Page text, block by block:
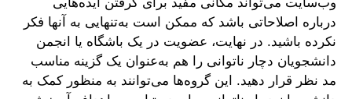
درباره اصلاحاتی باشد که ممکن است به‌تنهایی به آنها فکر
نکرده باشید. در نهایت، عضویت در یک باشگاه یا انجمن
دانشجویان دچار ناتوانی را هم به‌عنوان یک گزینه مناسب
مد نظر قرار دهید. این گروه‌ها می‌توانند به منظور کمک به